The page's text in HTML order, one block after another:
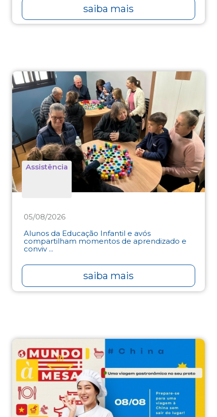
saiba mais
Assistência
05/08/2026
Alunos da Educação Infantil e avós
compartilham momentos de aprendizado e
conviv ...
saiba mais